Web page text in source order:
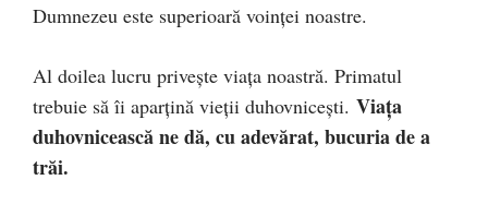
Dumnezeu este superioară voinței noastre.
Al doilea lucru privește viața noastră. Primatul
trebuie să îi aparțină vieții duhovnicești. Viața
duhovnicească ne dă, cu adevărat, bucuria de a
trăi.